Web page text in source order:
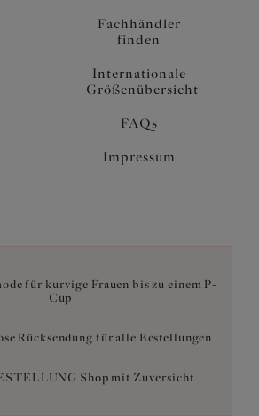
Fachhändler
finden
Internationale
Größenübersicht
FAQs
Impressum
für kurvige Frauen bis zu einem P-
Cup
Rücksendung für alle Bestellungen
Shop mit Zuversicht